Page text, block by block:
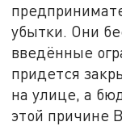
убытки. Они
введённые
придется
на улице, а
этой причине